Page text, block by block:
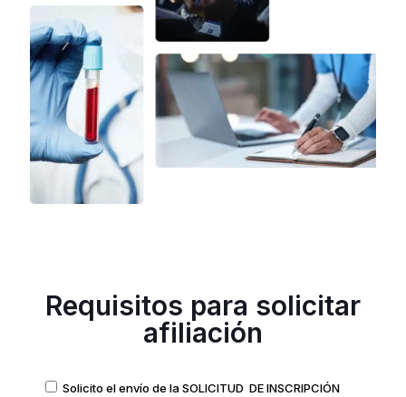
Requisitos para solicitar
afiliación
Solicito el envío de la SOLICITUD DE INSCRIPCIÓN